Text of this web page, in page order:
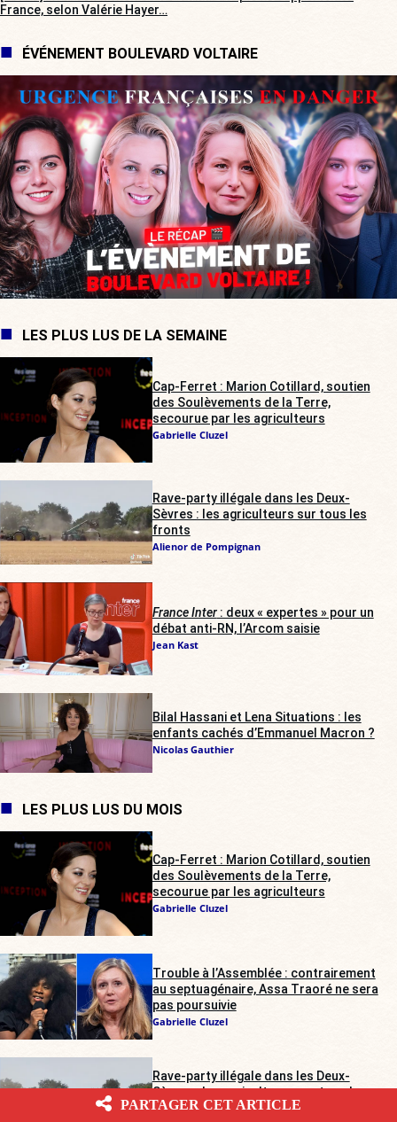
France, selon Valérie Hayer…
ÉVÉNEMENT BOULEVARD VOLTAIRE
LES PLUS LUS DE LA SEMAINE
Cap-Ferret : Marion Cotillard, soutien
des Soulèvements de la Terre,
secourue par les agriculteurs
Gabrielle Cluzel
Rave-party illégale dans les Deux-
Sèvres : les agriculteurs sur tous les
fronts
Alienor de Pompignan
France Inter: deux « expertes » pour un
débat anti-RN, l’Arcom saisie
Jean Kast
Bilal Hassani et Lena Situations : les
enfants cachés d’Emmanuel Macron ?
Nicolas Gauthier
LES PLUS LUS DU MOIS
Cap-Ferret : Marion Cotillard, soutien
des Soulèvements de la Terre,
secourue par les agriculteurs
Gabrielle Cluzel
Trouble à l’Assemblée : contrairement
au septuagénaire, Assa Traoré ne sera
pas poursuivie
Gabrielle Cluzel
Rave-party illégale dans les Deux-
Sèvres : les agriculteurs sur tous les
fronts
PARTAGER CET ARTICLE